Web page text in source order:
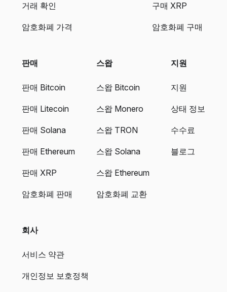
거래 확인
암호화폐 가격
구매 XRP
암호화폐 구매
판매
판매 Bitcoin
판매 Litecoin
판매 Solana
판매 Ethereum
판매 XRP
암호화폐 판매
스왑
스왑 Bitcoin
스왑 Monero
스왑 TRON
스왑 Solana
스왑 Ethereum
암호화폐 교환
지원
지원
상태 정보
수수료
블로그
회사
서비스 약관
개인정보 보호정책